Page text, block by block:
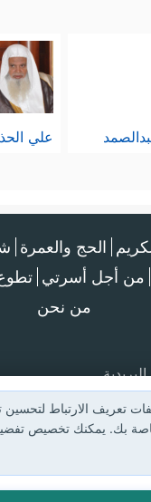
علي
الحج والعمرة
من أجل أسرتي
من نحن
تعريف الارتباط لتحسين
بك. يمكنك تخصيص